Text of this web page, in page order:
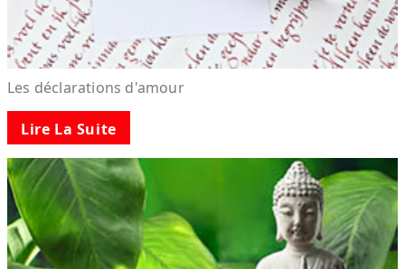
Les déclarations d'amour
Lire La Suite